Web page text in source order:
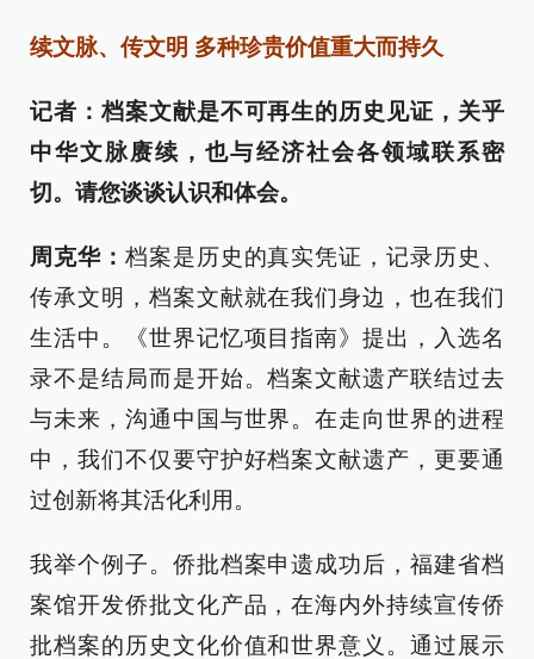
续文脉、传文明 多种珍贵价值重大而持久
记者：档案文献是不可再生的历史见证，关乎
中华文脉赓续，也与经济社会各领域联系密
切。请您谈谈认识和体会。
周克华： 档案是历史的真实凭证，记录历史、
传承文明，档案文献就在我们身边，也在我们
生活中。《世界记忆项目指南》提出，入选名
录不是结局而是开始。档案文献遗产联结过去
与未来，沟通中国与世界。在走向世界的进程
中，我们不仅要守护好档案文献遗产，更要通
过创新将其活化利用。
我举个例子。侨批档案申遗成功后，福建省档
案馆开发侨批文化产品，在海内外持续宣传侨
批档案的历史文化价值和世界意义。通过展示